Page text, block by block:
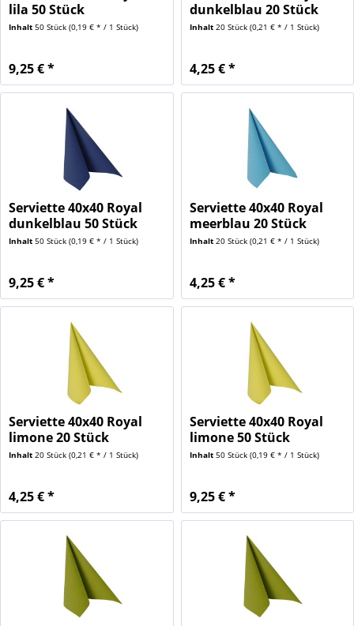
lila 50 Stück
Inhalt50 Stück(0,19 € * / 1 Stück)
9,25 € *
dunkelblau 20 Stück
Inhalt 20 Stück (0,21 € * / 1 Stück)
4,25 € *
Serviette 40x40 Royal
dunkelblau 50 Stück
Inhalt50 Stück(0,19 € * / 1 Stück)
9,25 € *
Serviette 40x40 Royal
meerblau 20 Stück
Inhalt 20 Stück (0,21 € * / 1 Stück)
4,25 € *
Serviette 40x40 Royal
limone 20 Stück
Inhalt20 Stück(0,21 € * / 1 Stück)
4,25 € *
Serviette 40x40 Royal
limone 50 Stück
Inhalt 50 Stück (0,19 € * / 1 Stück)
9,25 € *